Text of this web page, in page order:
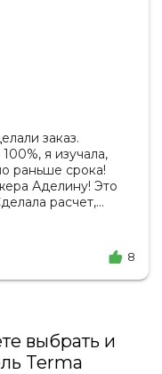
заказ.
я изучала,
раньше срока!
Аделину! Это
расчет,
есть ответы.
время! Никаких
от
понимаю - ЛИЦО
будут греть
зимами
8
выбрать и
Terma